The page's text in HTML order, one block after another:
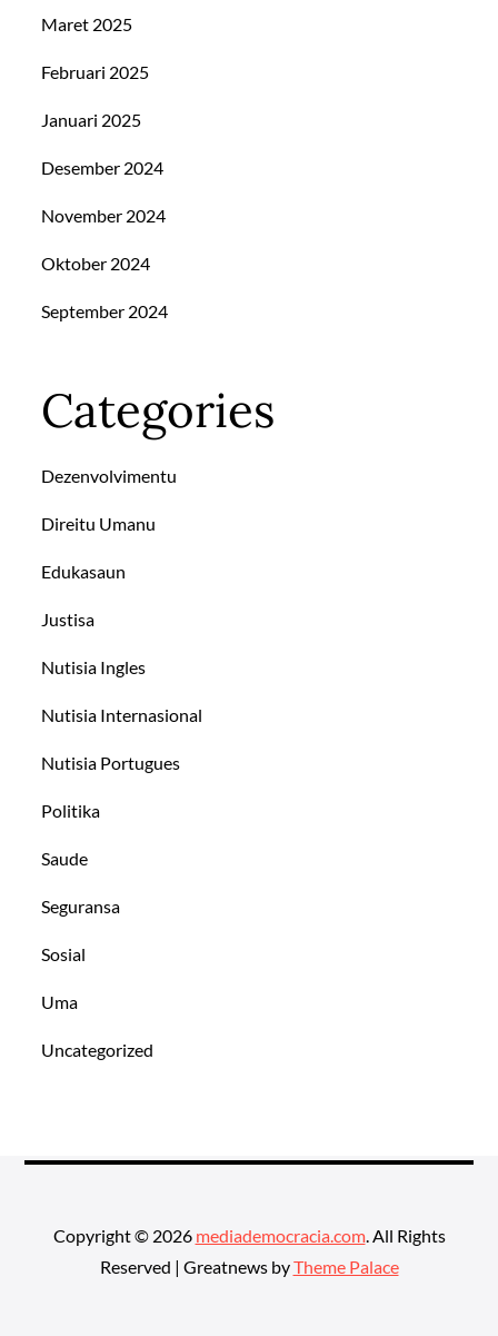
Maret 2025
Februari 2025
Januari 2025
Desember 2024
November 2024
Oktober 2024
September 2024
Categories
Dezenvolvimentu
Direitu Umanu
Edukasaun
Justisa
Nutisia Ingles
Nutisia Internasional
Nutisia Portugues
Politika
Saude
Seguransa
Sosial
Uma
Uncategorized
Copyright © 2026 mediademocracia.com. All Rights
Reserved | Greatnews byTheme Palace